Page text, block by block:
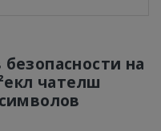
на
чателш